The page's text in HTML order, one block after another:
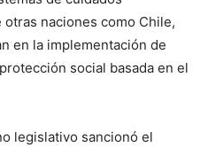
naciones como Chile,
en la implementación de
social basada en el
legislativo sancionó el